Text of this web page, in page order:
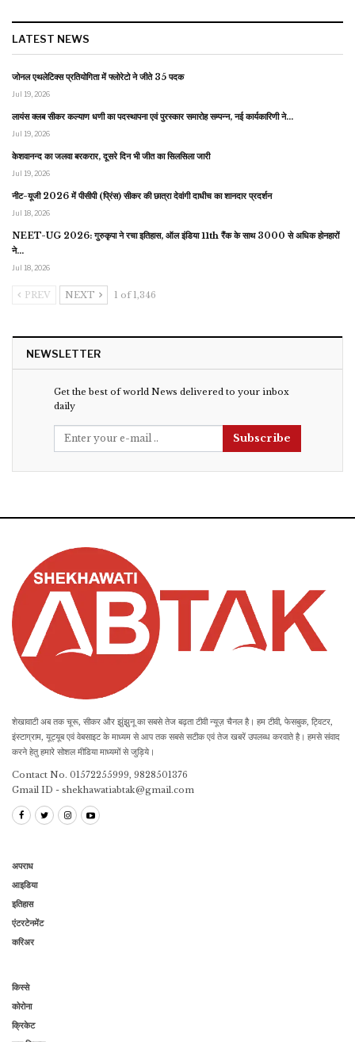
LATEST NEWS
जोनल एथलेटिक्स प्रतियोगिता में फ्लोरेटो ने जीते 35 पदक
Jul 19, 2026
लायंस क्लब सीकर कल्याण धणी का पदस्थापना एवं पुरस्कार समारोह सम्पन्न, नई कार्यकारिणी ने…
Jul 19, 2026
केशवानन्द का जलवा बरकरार, दूसरे दिन भी जीत का सिलसिला जारी
Jul 19, 2026
नीट-यूजी 2026 में पीसीपी (प्रिंस) सीकर की छात्रा देवांगी दाधीच का शानदार प्रदर्शन
Jul 18, 2026
NEET-UG 2026: गुरुकृपा ने रचा इतिहास, ऑल इंडिया 11th रैंक के साथ 3000 से अधिक होनहारों
ने…
Jul 18, 2026
PREV NEXT 1 of 1,346
NEWSLETTER
Get the best of world News delivered to your inbox
daily
Subscribe
शेखावाटी अब तक चूरू, सीकर और झुंझुनू का सबसे तेज बढ़ता टीवी न्यूज़ चैनल है। हम टीवी, फेसबुक, ट्विटर,
इंस्टाग्राम, यूट्यूब एवं वेबसाइट के माध्यम से आप तक सबसे सटीक एवं तेज खबरें उपलब्ध करवाते है। हमसे संवाद
करने हेतु हमारे सोशल मीडिया माध्यमों से जुड़िये।
Contact No. 01572255999, 9828501376
Gmail ID - shekhawatiabtak@gmail.com
अपराध
आइडिया
इतिहास
एंटरटेनमेंट
करिअर
किस्से
कोरोना
क्रिकेट